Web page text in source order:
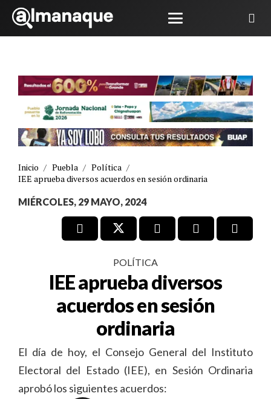
Inicio / Puebla / Política /
IEE aprueba diversos acuerdos en sesión ordinaria
MIÉRCOLES, 29 MAYO, 2024
POLÍTICA
IEE aprueba diversos
acuerdos en sesión
ordinaria
El día de hoy, el Consejo General del Instituto
Electoral del Estado (IEE), en Sesión Ordinaria
aprobó los siguientes acuerdos: